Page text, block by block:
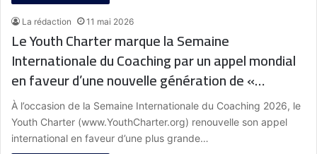
La rédaction 11 mai 2026
Le Youth Charter marque la Semaine
Internationale du Coaching par un appel mondial
en faveur d’une nouvelle génération de «
Coaches Sociaux », inspirée par l’héritage de
Muhammad Ali et les Objectifs de
Développement Durable des Nations Unies
À l’occasion de la Semaine Internationale du Coaching 2026, le
Youth Charter (www.YouthCharter.org) renouvelle son appel
international en faveur d’une plus grande…